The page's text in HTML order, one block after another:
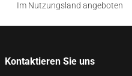
Im Nutzungsland angeboten
Kontaktieren Sie uns